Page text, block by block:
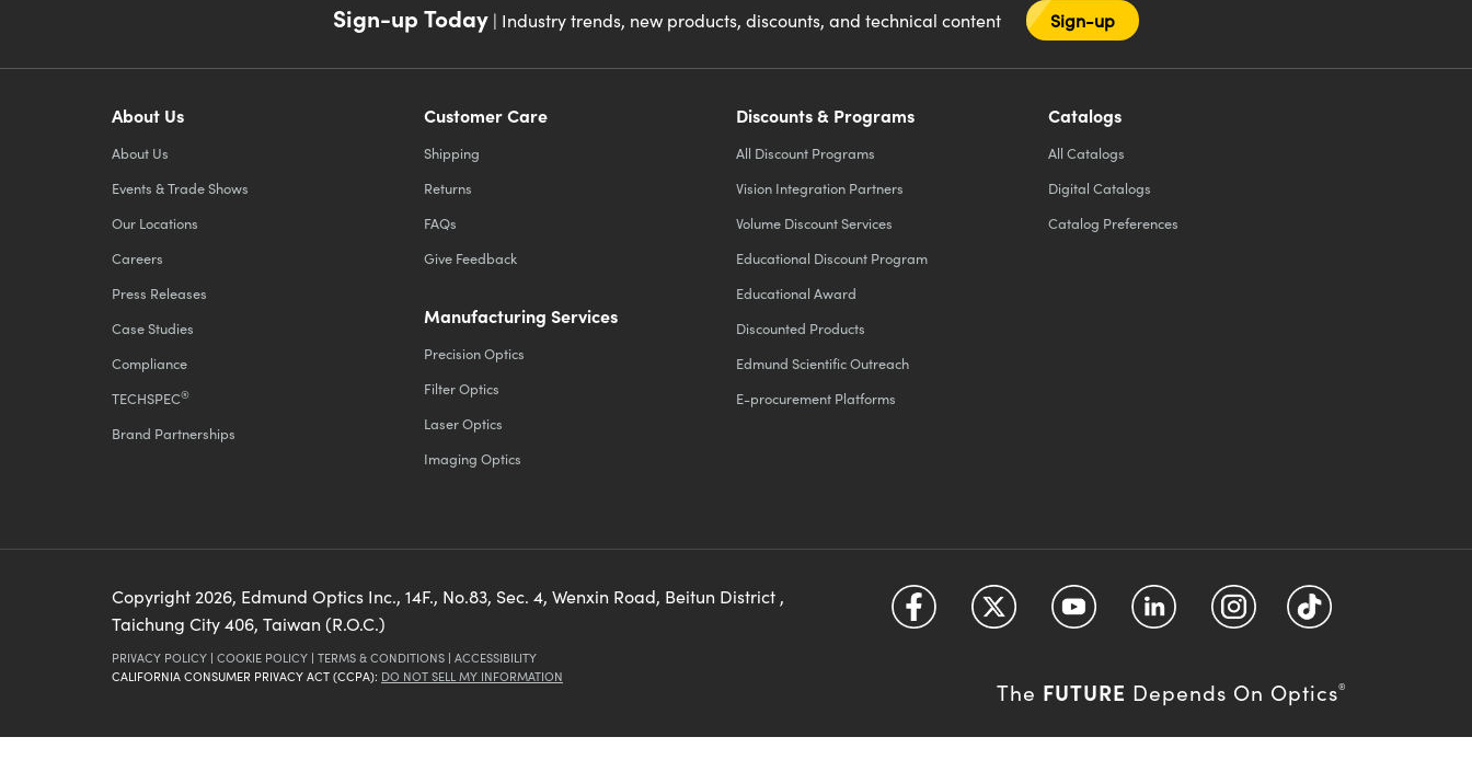
Sign-up Today| Industry trends, new products, discounts, and technical content Sign-up
About Us
About Us
Events & Trade Shows
Our Locations
Careers
Press Releases
Case Studies
Compliance
TECHSPEC®
Brand Partnerships
Customer Care
Shipping
Returns
FAQs
Give Feedback
Manufacturing Services
Precision Optics
Filter Optics
Laser Optics
Imaging Optics
Discounts & Programs
All Discount Programs
Vision Integration Partners
Volume Discount Services
Educational Discount Program
Educational Award
Discounted Products
Edmund Scientific Outreach
E-procurement Platforms
Catalogs
All Catalogs
Digital Catalogs
Catalog Preferences
Copyright 2026, Edmund Optics Inc., 14F., No.83, Sec. 4, Wenxin Road, Beitun District ,
Taichung City 406, Taiwan (R.O.C.)
PRIVACY POLICY | COOKIE POLICY | TERMS & CONDITIONS | ACCESSIBILITY
CALIFORNIA CONSUMER PRIVACY ACT (CCPA): DO NOT SELL MY INFORMATION
The FUTURE Depends On Optics®